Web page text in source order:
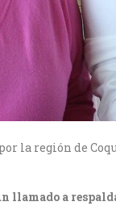
la región de
llamado a